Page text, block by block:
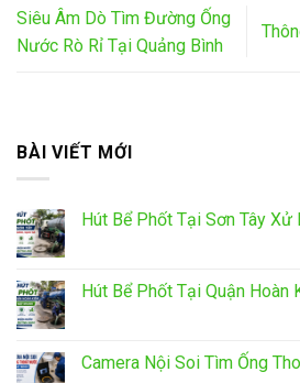
Siêu Âm Dò Tìm Đường Ống
Nước Rò Rỉ Tại Quảng Bình
BÀI VIẾT MỚI
Hút Bể Phốt Tại Sơn Tây Xử
Hút Bể Phốt Tại Quận Hoàn
Camera Nội Soi Tìm Ống